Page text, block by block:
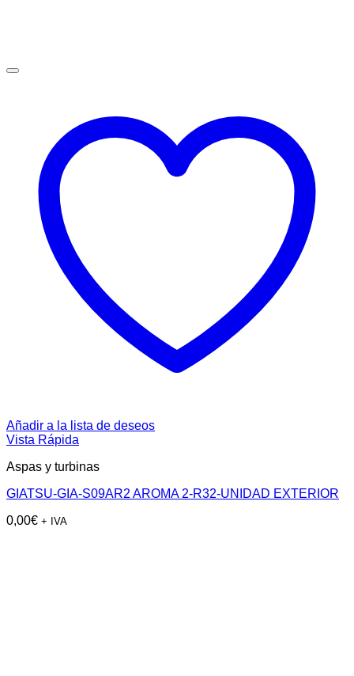
Añadir a la lista de deseos
Vista Rápida
Aspas y turbinas
GIATSU-GIA-S09AR2 AROMA 2-R32-UNIDAD EXTERIOR
0,00€ + IVA